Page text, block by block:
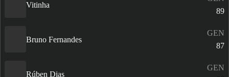
Vitinha
89
Bruno Fernandes
GEN
87
Rúben Dias
GEN